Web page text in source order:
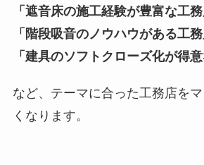
「遮音床の施工経験が豊富な工務
「階段吸音のノウハウがある工務
「建具のソフトクローズ化が得意
など、テーマに合った工務店を
くなります。